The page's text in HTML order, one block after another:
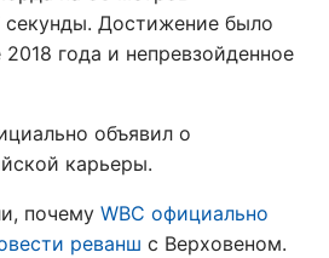
секунды. Достижение было
года и непревзойденное
объявил о
карьеры.
почему WBC официально
реванш с Верховеном.